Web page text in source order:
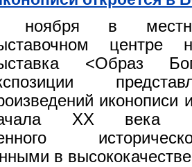
ноября в
центре
<Образ
иконописи
XX века
в